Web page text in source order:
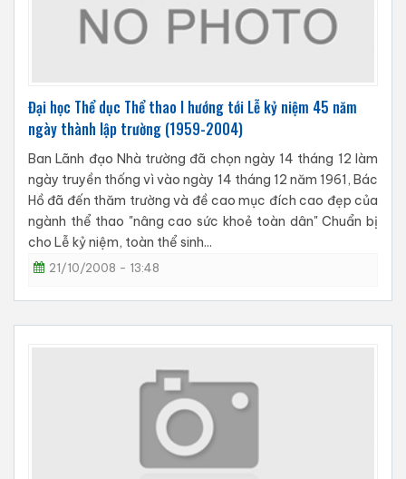
Đại học Thể dục Thể thao I hướng tới Lễ kỷ niệm 45 năm
ngày thành lập trường (1959-2004)
Ban Lãnh đạo Nhà trường đã chọn ngày 14 tháng 12 làm
ngày truyền thống vì vào ngày 14 tháng 12 năm 1961, Bác
Hồ đã đến thăm trường và đề cao mục đích cao đẹp của
ngành thể thao "nâng cao sức khoẻ toàn dân" Chuẩn bị
cho Lễ kỷ niệm, toàn thể sinh...
21/10/2008 - 13:48